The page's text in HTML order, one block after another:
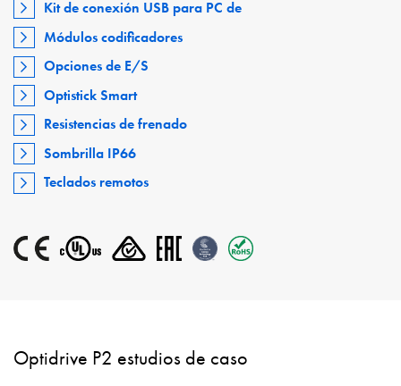
Kit de conexión USB para PC de
Módulos codificadores
Opciones de E/S
Optistick Smart
Resistencias de frenado
Sombrilla IP66
Teclados remotos
Optidrive P2 estudios de caso